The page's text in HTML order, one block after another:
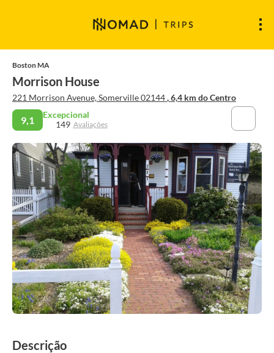
Boston MA
Morrison House
221 Morrison Avenue, Somerville 02144, 6,4 km do Centro
9,1
Excepcional
149 Avaliações
Descrição